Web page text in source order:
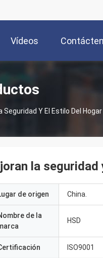
Vídeos
Y El Estilo Del Hogar
la
de origen China.
de la
HSD
ISO9001